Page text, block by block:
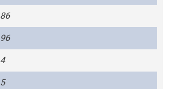
86
96
4
5